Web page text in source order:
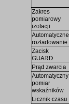
Zakres
pomiarowy
izolacji
Automatyczne
rozładowanie
Zacisk
GUARD
Prąd zwarcia
Automatyczny
pomiar
wskaźników
Licznik czasu